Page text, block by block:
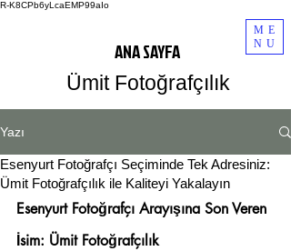
R-K8CPb6yLcaEMP99aIo
ME
NU
Ümit Fotoğrafçılık
ANA SAYFA
Yazı
Esenyurt Fotoğrafçı Seçiminde Tek Adresiniz:
Ümit Fotoğrafçılık ile Kaliteyi Yakalayın
Esenyurt Fotoğrafçı Arayışına Son Veren
İsim: Ümit Fotoğrafçılık